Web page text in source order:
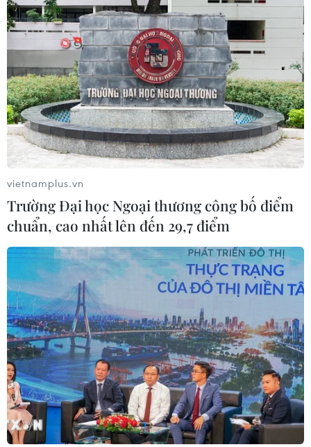
vietnamplus.vn
Trường Đại học Ngoại thương công bố điểm
chuẩn, cao nhất lên đến 29,7 điểm